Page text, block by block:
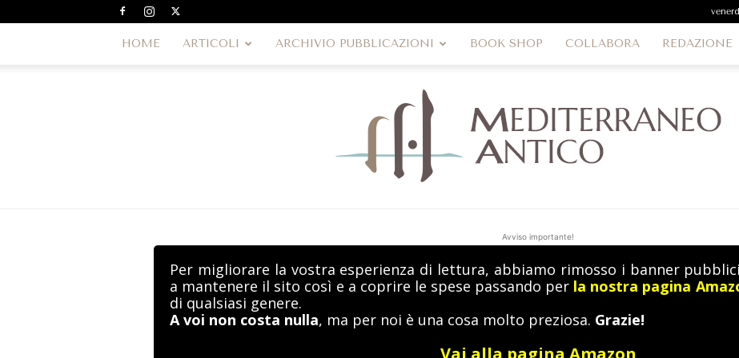
HOME ARTICOLI ARCHIVIO PUBBLICAZIONI BOOK SHOP COLLABORA REDAZIONE
MediterraneoAntico
Avviso importante!
Per migliorare la vostra esperienza di lettura, abbiamo rimosso i banner
a mantenere il sito così e a coprire le spese passando per la nostra pagina
di qualsiasi genere.
A voi non costa nulla, ma per noi è una cosa molto preziosa. Grazie!
Vai alla pagina Amazon